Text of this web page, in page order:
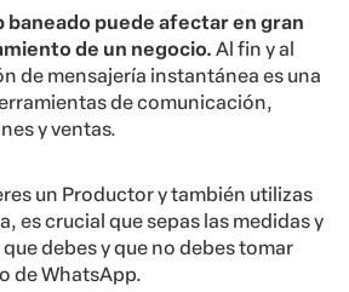
baneado puede afectar en gran
de un negocio. Al fin y al
de mensajería instantánea es una
de comunicación,
y ventas.
un Productor y también utilizas
es crucial que sepas las medidas y
debes y que no debes tomar
de WhatsApp.